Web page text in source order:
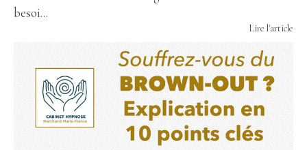
besoi...
Lire l'article